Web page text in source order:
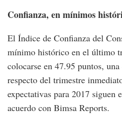
Confianza, en mínimos
El Índice de Confianza del
mínimo histórico en el último
colocarse en 47.95 puntos,
respecto del trimestre
expectativas para 2017 siguen
acuerdo con Bimsa Reports.